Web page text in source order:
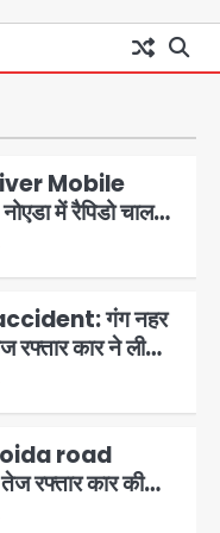
abuse
7 साल की मासूम
पकड़ा, पुलिस ने
Mobile
में रैपिडो चालक
गैंग का
बॉल बेचने वालों को
450 पार्ट्स बरामद
गंग नहर
रफ्तार कार ने ली
गांव में मातम
road
रफ्तार कार की
दो युवकों की